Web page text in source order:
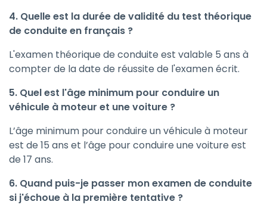
4. Quelle est la durée de validité du test théorique
de conduite en français ?
L'examen théorique de conduite est valable 5 ans à
compter de la date de réussite de l'examen écrit.
5. Quel est l'âge minimum pour conduire un
véhicule à moteur et une voiture ?
L’âge minimum pour conduire un véhicule à moteur
est de 15 ans et l’âge pour conduire une voiture est
de 17 ans.
6. Quand puis-je passer mon examen de conduite
si j'échoue à la première tentative ?